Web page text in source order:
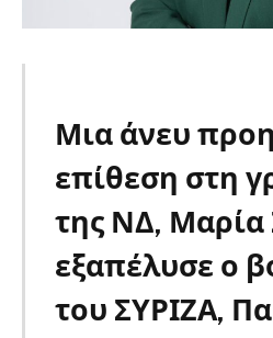
Μια άνευ
επίθεση στη
της ΝΔ, Μαρία
εξαπέλυσε ο
του ΣΥΡΙΖΑ,